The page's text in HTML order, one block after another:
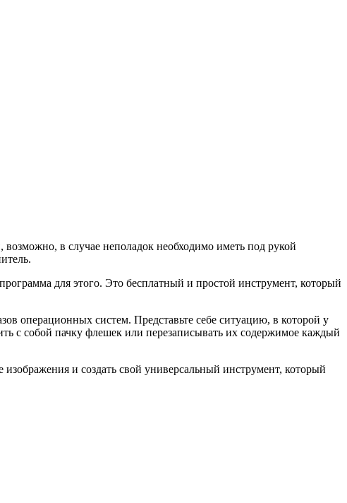
в случае неполадок необходимо иметь под рукой
для этого. Это бесплатный и простой инструмент, который
операционных систем. Представьте себе ситуацию, в которой у
с собой пачку флешек или перезаписывать их содержимое каждый
и создать свой универсальный инструмент, который